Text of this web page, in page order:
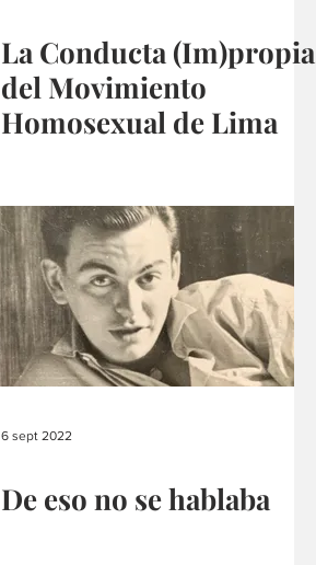
La Conducta (Im)propia
del Movimiento
Homosexual de Lima
6 sept 2022
De eso no se hablaba